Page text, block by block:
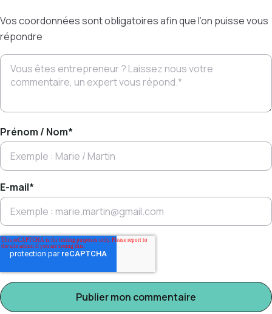
Vos coordonnées sont obligatoires afin que l’on puisse vous
répondre
Prénom / Nom*
E-mail*